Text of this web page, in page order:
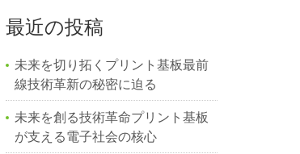
最近の投稿
未来を切り拓くプリント基板最前
線技術革新の秘密に迫る
未来を創る技術革命プリント基板
が支える電子社会の核心